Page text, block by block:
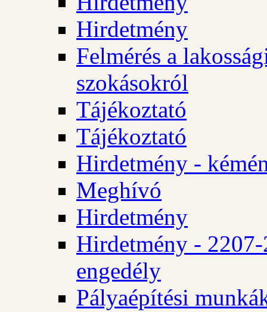
Hirdetmény
Felmérés a
szokásokról
Tájékoztató
Tájékoztató
Hirdetmény -
Meghívó
Hirdetmény
Hirdetmény -
engedély
Pályaépítési